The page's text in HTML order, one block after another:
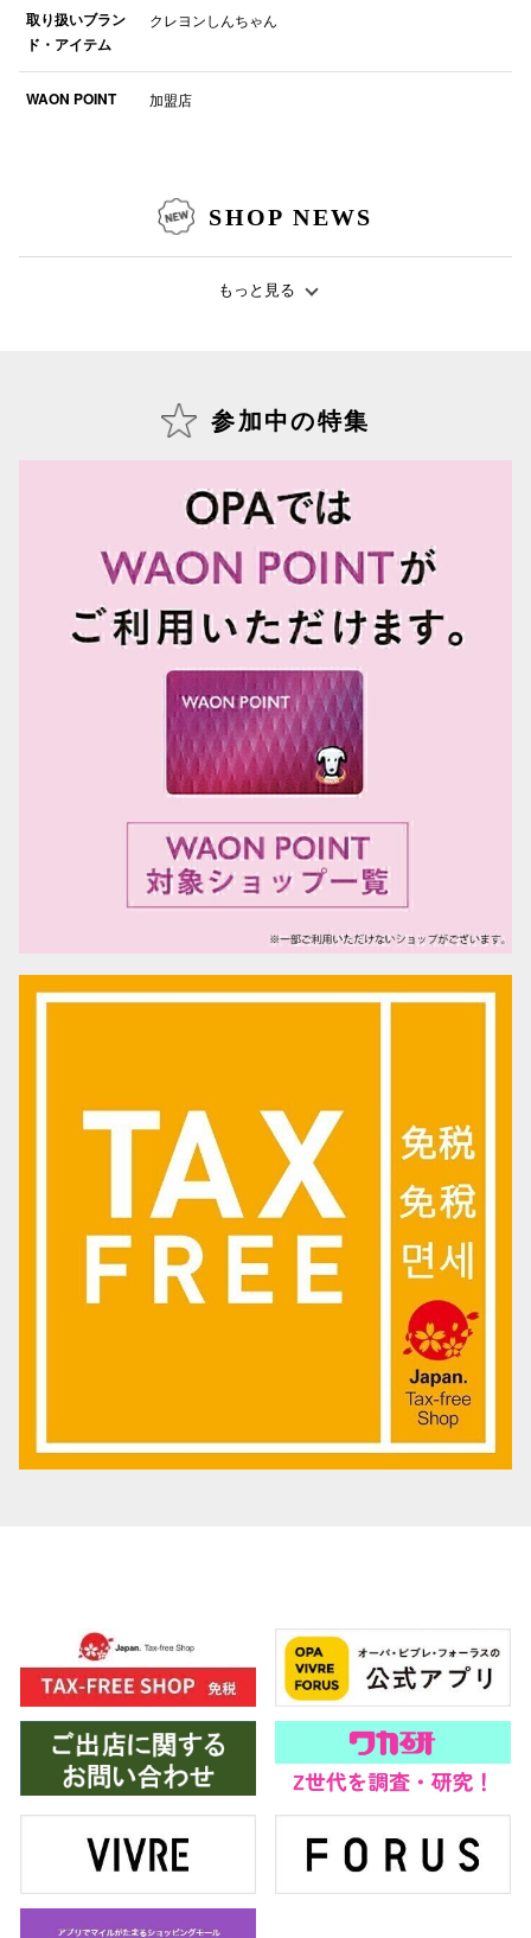
取り扱いブラン
ド・アイテム
クレヨンしんちゃん
WAON POINT 加盟店
SHOP NEWS
もっと見る
参加中の特集